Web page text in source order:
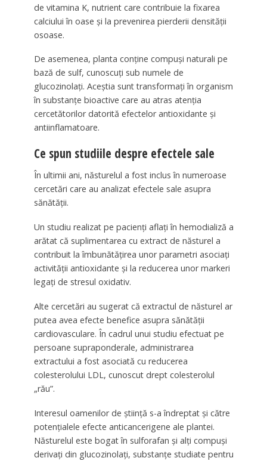
de vitamina K, nutrient care contribuie la fixarea
calciului în oase și la prevenirea pierderii densității
osoase.
De asemenea, planta conține compuși naturali pe
bază de sulf, cunoscuți sub numele de
glucozinolați. Aceștia sunt transformați în organism
în substanțe bioactive care au atras atenția
cercetătorilor datorită efectelor antioxidante și
antiinflamatoare.
Ce spun studiile despre efectele sale
În ultimii ani, năsturelul a fost inclus în numeroase
cercetări care au analizat efectele sale asupra
sănătății.
Un studiu realizat pe pacienți aflați în hemodializă a
arătat că suplimentarea cu extract de năsturel a
contribuit la îmbunătățirea unor parametri asociați
activității antioxidante și la reducerea unor markeri
legați de stresul oxidativ.
Alte cercetări au sugerat că extractul de năsturel ar
putea avea efecte benefice asupra sănătății
cardiovasculare. În cadrul unui studiu efectuat pe
persoane supraponderale, administrarea
extractului a fost asociată cu reducerea
colesterolului LDL, cunoscut drept colesterolul
„rău”.
Interesul oamenilor de știință s-a îndreptat și către
potențialele efecte anticancerigene ale plantei.
Năsturelul este bogat în sulforafan și alți compuși
derivați din glucozinolați, substanțe studiate pentru